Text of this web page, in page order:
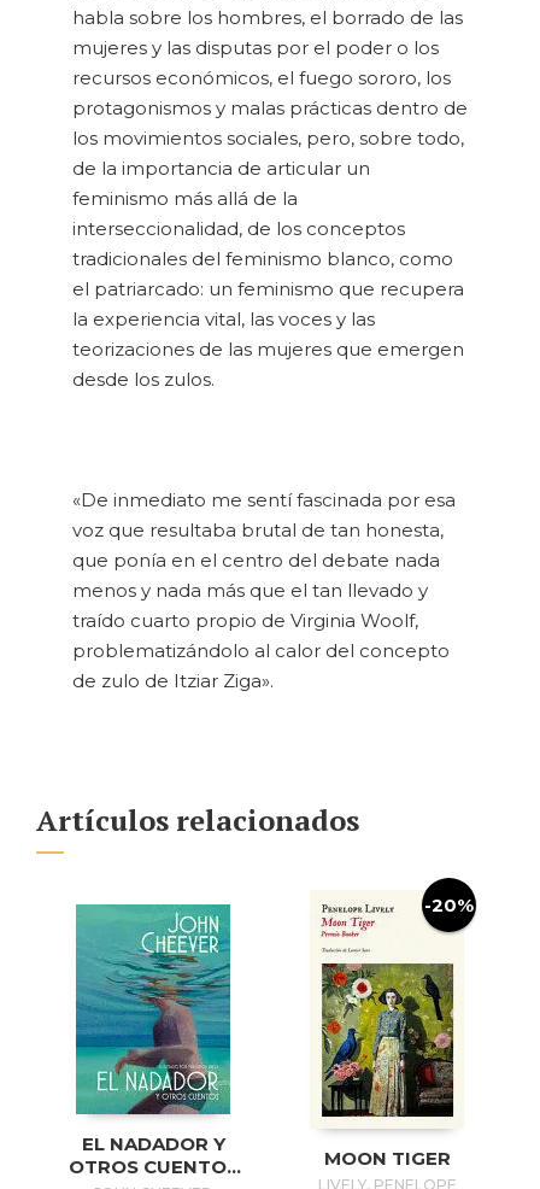
habla sobre los hombres, el borrado de las
mujeres y las disputas por el poder o los
recursos económicos, el fuego sororo, los
protagonismos y malas prácticas dentro de
los movimientos sociales, pero, sobre todo,
de la importancia de articular un
feminismo más allá de la
interseccionalidad, de los conceptos
tradicionales del feminismo blanco, como
el patriarcado: un feminismo que recupera
la experiencia vital, las voces y las
teorizaciones de las mujeres que emergen
desde los zulos.
«De inmediato me sentí fascinada por esa
voz que resultaba brutal de tan honesta,
que ponía en el centro del debate nada
menos y nada más que el tan llevado y
traído cuarto propio de Virginia Woolf,
problematizándolo al calor del concepto
de zulo de Itziar Ziga».
Artículos relacionados
EL NADADOR Y
OTROS CUENTOS
-20%
MOON TIGER
LIVELY, PENELOPE